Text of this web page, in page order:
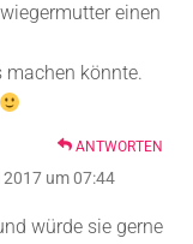
einen
machen könnte.
ANTWORTEN
2017 um 07:44
würde sie gerne